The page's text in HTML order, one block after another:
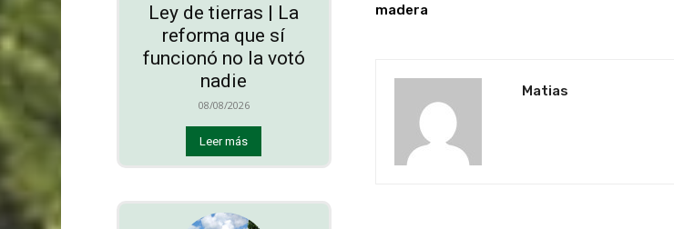
Ley de tierras | La
reforma que sí
funcionó no la votó
nadie
08/08/2026
Leer más
madera
Matias